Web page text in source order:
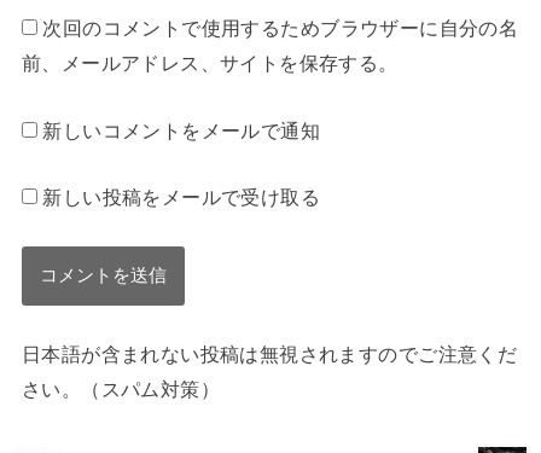
次回のコメントで使用するためブラウザーに自分の名
前、メールアドレス、サイトを保存する。
新しいコメントをメールで通知
新しい投稿をメールで受け取る
日本語が含まれない投稿は無視されますのでご注意くだ
さい。（スパム対策）